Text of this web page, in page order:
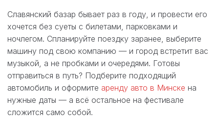
Славянский базар бывает раз в году, и провести его
хочется без суеты с билетами, парковками и
ночлегом. Спланируйте поездку заранее, выберите
машину под свою компанию — и город встретит вас
музыкой, а не пробками и очередями. Готовы
отправиться в путь? Подберите подходящий
автомобиль и оформите аренду авто в Минске на
нужные даты — а всё остальное на фестивале
сложится само собой.